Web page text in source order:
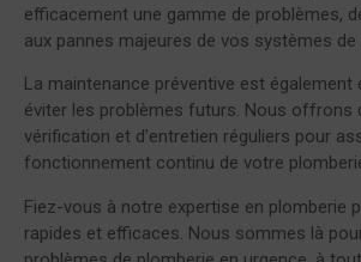
efficacement une gamme de problèmes,
aux pannes majeures de vos systèmes de
La maintenance préventive est également
éviter les problèmes futurs. Nous offrons
vérification et d’entretien réguliers pour
fonctionnement continu de votre
Fiez-vous à notre expertise en plomberie
rapides et efficaces. Nous sommes là